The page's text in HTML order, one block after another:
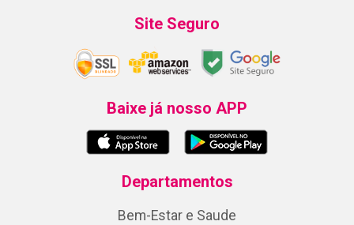
Site Seguro
Baixe já nosso APP
Departamentos
Bem-Estar e Saude